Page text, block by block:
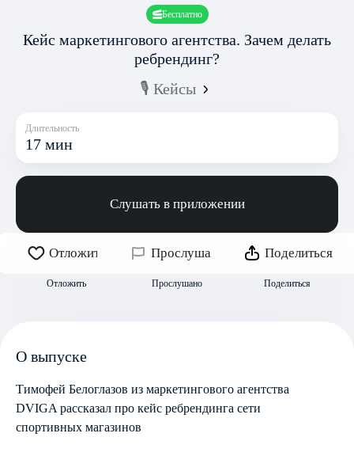
Бесплатно
Кейс маркетингового агентства. Зачем делать
ребрендинг?
🎙 Кейсы
Длительность
17 мин
Слушать в приложении
Отложить
Отложить
Прослушано
Прослушано
Поделиться
Поделиться
О выпуске
Тимофей Белоглазов из маркетингового агентства
DVIGA рассказал про кейс ребрендинга сети
спортивных магазинов